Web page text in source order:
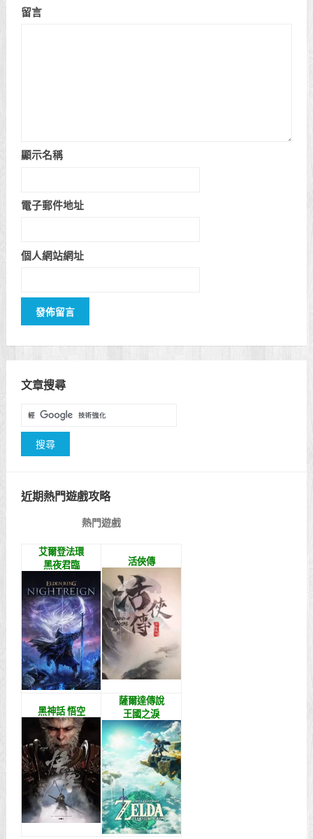
留言
顯示名稱
電子郵件地址
個人網站網址
文章搜尋
近期熱門遊戲攻略
熱門遊戲
艾爾登法環
黑夜君臨
活俠傳
黑神話 悟空
薩爾達傳說
王國之淚